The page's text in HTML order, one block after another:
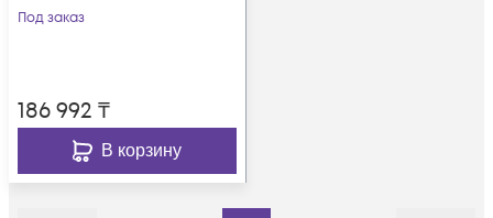
256Mb 3.5"
Под заказ
186 992 ₸
В корзину